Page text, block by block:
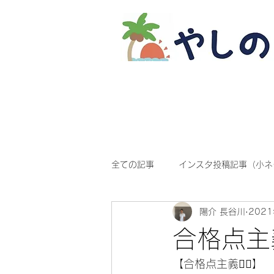
全ての記事 インスタ投稿記事（小
合格点
陽介 長谷川 2021
【合格点主義🙋‍♀️】